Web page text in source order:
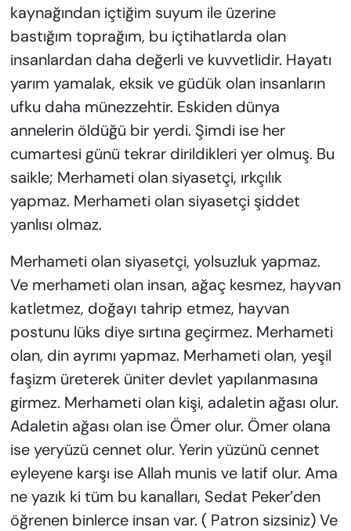
kaynağından içtiğim suyum ile üzerine
bastığım toprağım, bu içtihatlarda olan
insanlardan daha değerli ve kuvvetlidir. Hayatı
yarım yamalak, eksik ve güdük olan insanların
ufku daha münezzehtir. Eskiden dünya
annelerin öldüğü bir yerdi. Şimdi ise her
cumartesi günü tekrar dirildikleri yer olmuş. Bu
saikle; Merhameti olan siyasetçi, ırkçılık
yapmaz. Merhameti olan siyasetçi şiddet
yanlısı olmaz.
Merhameti olan siyasetçi, yolsuzluk yapmaz.
Ve merhameti olan insan, ağaç kesmez, hayvan
katletmez, doğayı tahrip etmez, hayvan
postunu lüks diye sırtına geçirmez. Merhameti
olan, din ayrımı yapmaz. Merhameti olan, yeşil
faşizm üreterek üniter devlet yapılanmasına
girmez. Merhameti olan kişi, adaletin ağası olur.
Adaletin ağası olan ise Ömer olur. Ömer olana
ise yeryüzü cennet olur. Yerin yüzünü cennet
eyleyene karşı ise Allah munis ve latif olur. Ama
ne yazık ki tüm bu kanalları, Sedat Peker’den
öğrenen binlerce insan var. ( Patron sizsiniz) Ve